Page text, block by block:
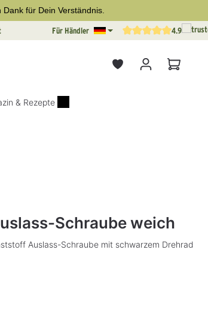
für Dein Verständnis.
Für Händler Durchschnittliche4.9
& Rezepte
Schraube weich
Auslass-Schraube mit schwarzem Drehrad